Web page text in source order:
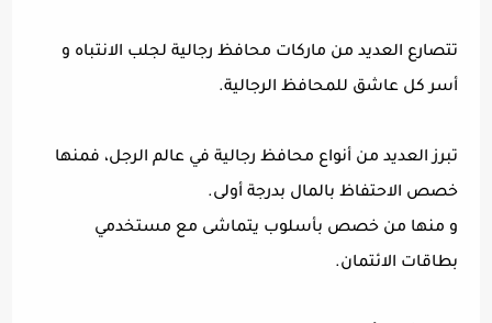
تتصارع العديد من ماركات محافظ رجالية لجلب الانتباه و
أسر كل عاشق للمحافظ الرجالية.
تبرز العديد من أنواع محافظ رجالية في عالم الرجل، فمنها
خصص الاحتفاظ بالمال بدرجة أولى.
و منها من خصص بأسلوب يتماشى مع مستخدمي
بطاقات الائتمان.